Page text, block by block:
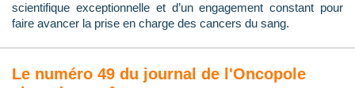
scientifique exceptionnelle et d’un engagement constant pour
faire avancer la prise en charge des cancers du sang.
Le numéro 49 du journal de l'Oncopole